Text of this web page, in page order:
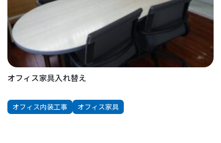
オフィス家具入れ替え
オフィス内装工事 オフィス家具